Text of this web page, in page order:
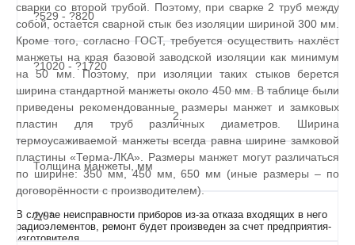
?529 - ?820
?1020 - ?1720
2.
Толщина манжеты, мм
2,0*
сварки со второй трубой. Поэтому, при сварке 2 труб между
собой, остается сварной стык без изоляции шириной 300 мм.
Кроме того, согласно ГОСТ, требуется осуществить нахлёст
манжеты на края базовой заводской изоляции как минимум
на 50 мм. Поэтому, при изоляции таких стыков берется
ширина стандартной манжеты около 450 мм. В таблице были
приведены рекомендованные размеры манжет и замковых
пластин для труб различных диаметров. Ширина
термоусаживаемой манжеты всегда равна ширине замковой
пластины «Терма-ЛКА». Размеры манжет могут различаться
по ширине: 350 мм, 450 мм, 650 мм (иные размеры – по
договорённости с производителем).
В случае неисправности приборов из-за отказа входящих в него
радиоэлементов, ремонт будет произведен за счет предприятия-
изготовителя.